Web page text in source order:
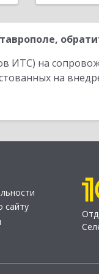
ИТС) на
на
сайту